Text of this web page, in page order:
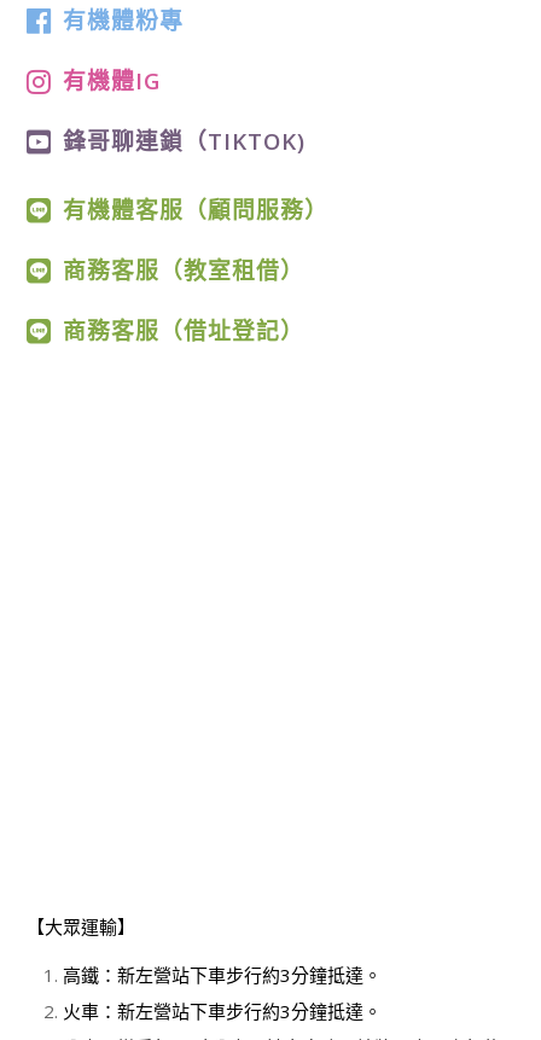
有機體粉專
有機體IG
鋒哥聊連鎖（TIKTOK)
有機體客服（顧問服務）
商務客服（教室租借）
商務客服（借址登記）
【大眾運輸】
高鐵：新左營站下車步行約3分鐘抵達。
火車：新左營站下車步行約3分鐘抵達。